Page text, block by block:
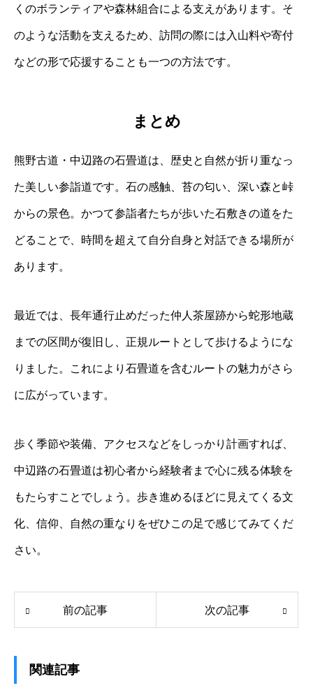
くのボランティアや森林組合による支えがあります。そ
のような活動を支えるため、訪問の際には入山料や寄付
などの形で応援することも一つの方法です。
まとめ
熊野古道・中辺路の石畳道は、歴史と自然が折り重なっ
た美しい参詣道です。石の感触、苔の匂い、深い森と峠
からの景色。かつて参詣者たちが歩いた石敷きの道をた
どることで、時間を超えて自分自身と対話できる場所が
あります。
最近では、長年通行止めだった仲人茶屋跡から蛇形地蔵
までの区間が復旧し、正規ルートとして歩けるようにな
りました。これにより石畳道を含むルートの魅力がさら
に広がっています。
歩く季節や装備、アクセスなどをしっかり計画すれば、
中辺路の石畳道は初心者から経験者まで心に残る体験を
もたらすことでしょう。歩き進めるほどに見えてくる文
化、信仰、自然の重なりをぜひこの足で感じてみてくだ
さい。
前の記事 次の記事
関連記事